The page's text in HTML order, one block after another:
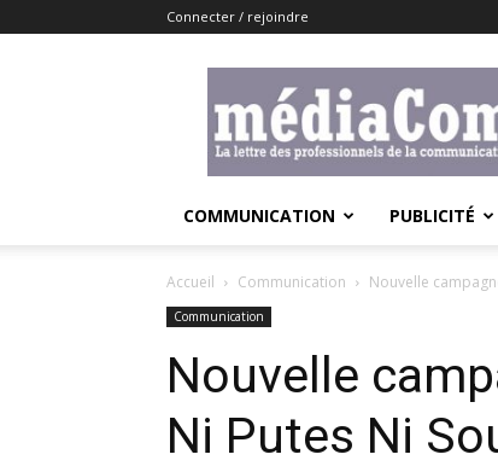
Connecter / rejoindre
COMMUNICATION PUBLICITÉ
Accueil Communication Nouvelle
Communication
Nouvelle
Ni Putes Ni